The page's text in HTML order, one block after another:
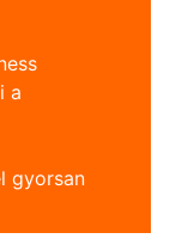
a
gyorsan